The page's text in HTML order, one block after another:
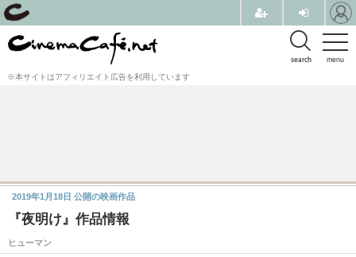
menu
search
※本サイトはアフィリエイト広告を利用しています
『夜明け』作品情報
ヒューマン
2019年1月18日 公開の映画作品